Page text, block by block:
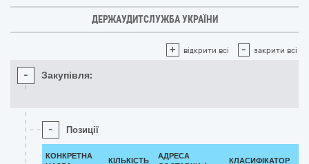
ДЕРЖАУДИТСЛУЖБА УКРАЇНИ
+ відкрити всі - закрити всі
- Закупівля:
- Позиції
КОНКРЕТНА
КІЛЬКІСТЬ
АДРЕСА
КЛАСИФІКАТОР